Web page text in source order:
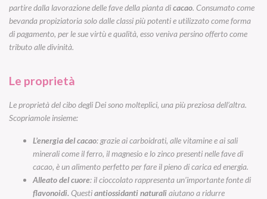
partire dalla lavorazione delle fave della pianta dicacao. Consumato come
bevanda propiziatoria solo dalle classi più potenti e utilizzato come forma
di pagamento, per le sue virtù e qualità, esso veniva persino offerto come
tributo alle divinità.
Le proprietà
Le proprietà del cibo degli Dei sono molteplici, una più preziosa dell’altra.
Scopriamole insieme:
L’energia del cacao: grazie ai carboidrati, alle vitamine e ai sali
minerali come il ferro, il magnesio e lo zinco presenti nelle fave di
cacao, è un alimento perfetto per fare il pieno di carica ed energia.
Alleato del cuore: il cioccolato rappresenta un’importante fonte di
flavonoidi. Questiantiossidanti naturaliaiutano a ridurre